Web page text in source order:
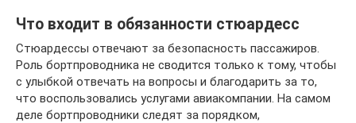
Что входит в обязанности стюардесс
Стюардессы отвечают за безопасность пассажиров.
Роль бортпроводника не сводится только к тому, чтобы
с улыбкой отвечать на вопросы и благодарить за то,
что воспользовались услугами авиакомпании. На самом
деле бортпроводники следят за порядком,